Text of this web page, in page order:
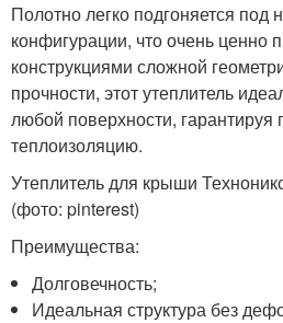
Полотно легко подгоняется
конфигурации, что очень ценно
конструкциями сложной
прочности, этот утеплитель
любой поверхности, гарантируя
теплоизоляцию.
Утеплитель для крыши
(фото: pinterest)
Преимущества:
Долговечность;
Идеальная структура без